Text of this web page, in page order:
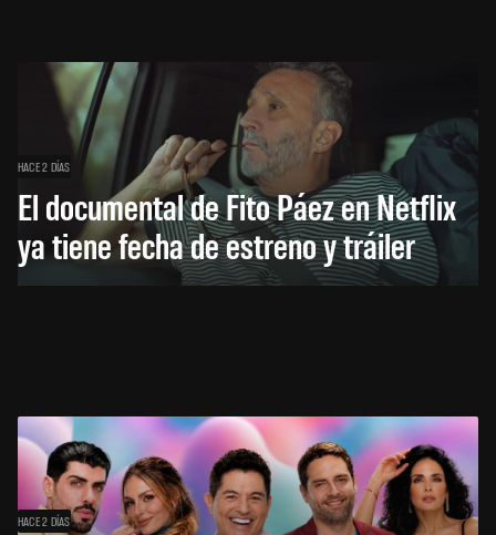
HACE 2 DÍAS
El documental de Fito Páez en Netflix
ya tiene fecha de estreno y tráiler
HACE 2 DÍAS